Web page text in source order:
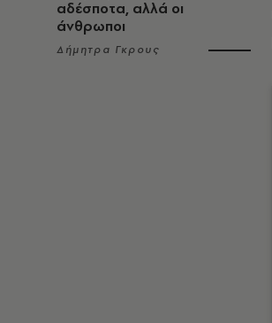
αδέσποτα, αλλά οι
άνθρωποι
Δήμητρα Γκρους